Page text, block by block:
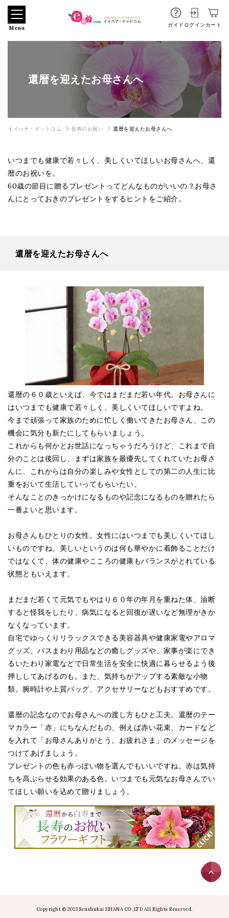
Menu ガイド ログイン カート
還暦を迎えたお母さんへ
イイハナ・ドットコム 長寿のお祝い 還暦を迎えたお母さんへ
いつまでも健康で若々しく、美しくいてほしいお母さんへ、還
暦のお祝いを。
60歳の節目に贈るプレゼントってどんなものがいいの？お母さ
んにとっておきのプレゼントをするヒントをご紹介。
還暦を迎えたお母さんへ
還暦の６０歳といえば、今ではまだまだ若い年代。お母さんに
はいつまでも健康で若々しく、美しくいてほしいですよね。
今まで頑張って家族のために忙しく働いてきたお母さん、この
機会に気分も新たにしてもらいましょう。
これからも何かとお世話になっちゃうだろうけど、これまで自
分のことは後回し、まずは家族を最優先してくれていたお母さ
んに、これからは自分の楽しみや女性としての第二の人生に比
重をおいて生活していってもらいたい。
そんなことのきっかけになるものや記念になるものを贈れたら
一番よいと思います。
お母さんもひとりの女性。女性にはいつまでも美しくいてほし
いものですね。美しいというのは何も華やかに着飾ることだけ
ではなくて、体の健康やこころの健康もバランスがとれている
状態ともいえます。
まだまだ若くて元気でもやはり６０年の年月を重ねた体、油断
すると怪我をしたり、病気になると回復が遅いなど無理がきか
なくなっています。
自宅でゆっくりリラックスできる美容器具や健康家電やアロマ
グッズ、バスまわり用品などの癒しグッズや、家事が楽にでき
るいたわり家電などで日常生活を安全に快適に暮らせるよう後
押ししてあげるのも。また、気持ちがアップする素敵な小物
類。腕時計や上質バッグ、アクセサリーなどもおすすめです。
還暦の記念なのでお母さんへの渡し方もひと工夫。還暦のテー
マカラー「赤」にちなんだもの、例えば赤い花束、カードなど
を入れて「お母さんありがとう。お疲れさま」のメッセージを
つけてあげましょう。
プレゼントの色も赤っぽい物を選んでもいいですね。赤は気持
ちを高ぶらせる効果のある色。いつまでも元気なお母さんでい
てほしい願いを込めて贈りましょう。
Copyright © 2023 Senshukai IIHANA CO.,LTD All Rights Reserved.